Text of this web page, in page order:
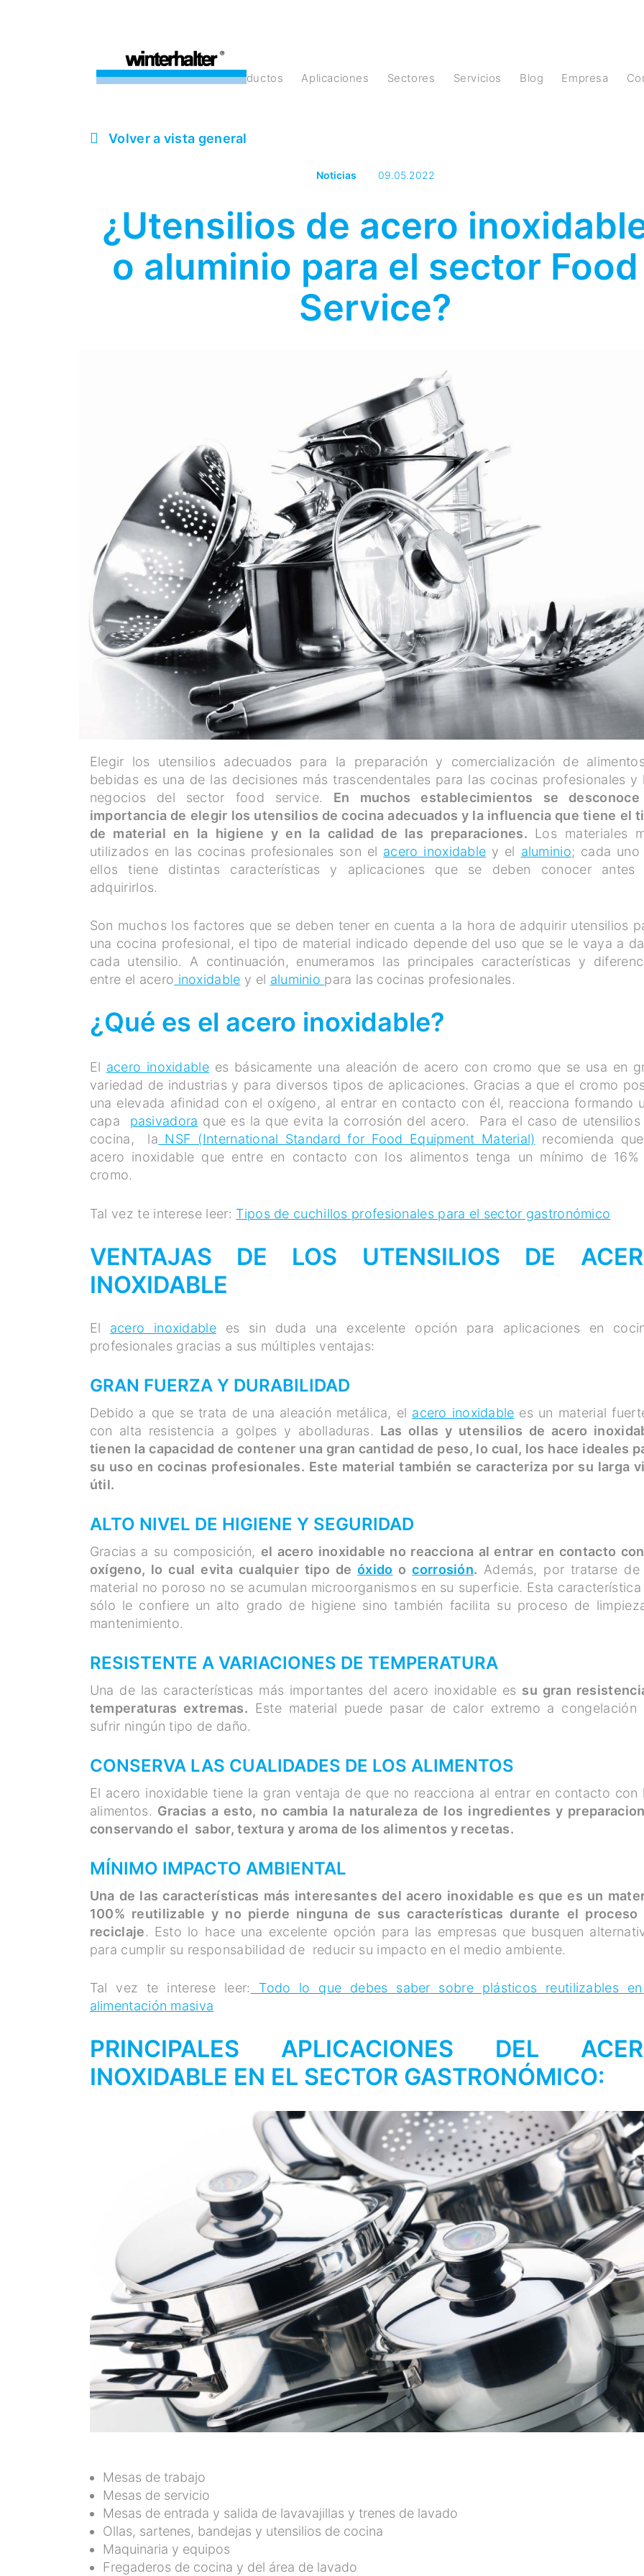
Productos Aplicaciones Sectores Servicios Blog Empresa
Volver a vista general
Noticias 09.05.2022
¿Utensilios de acero
o aluminio para el sector Food
Service?
Elegir los utensilios adecuados para la preparación y comercialización de
bebidas es una de las decisiones más trascendentales para las cocinas profesionales y
negocios del sector food service. En muchos establecimientos se
importancia de elegir los utensilios de cocina adecuados y la influencia que tiene el
de material en la higiene y en la calidad de las preparaciones. Los materiales
utilizados en las cocinas profesionales son el acero inoxidable y el aluminio; cada uno
ellos tiene distintas características y aplicaciones que se deben conocer antes
adquirirlos.
Son muchos los factores que se deben tener en cuenta a la hora de adquirir utensilios
una cocina profesional, el tipo de material indicado depende del uso que se le vaya a
cada utensilio. A continuación, enumeramos las principales características y
entre el acero inoxidable y el aluminio para las cocinas profesionales.
¿Qué es el acero inoxidable?
El acero inoxidablees básicamente una aleación de acero con cromo que se usa en
variedad de industrias y para diversos tipos de aplicaciones. Gracias a que el cromo
una elevada afinidad con el oxígeno, al entrar en contacto con él, reacciona formando
capa pasivadora que es la que evita la corrosión del acero. Para el caso de utensilios
cocina, la NSF (International Standard for Food Equipment Material) recomienda
acero inoxidable que entre en contacto con los alimentos tenga un mínimo de 16%
cromo.
Tal vez te interese leer: Tipos de cuchillos profesionales para el sector gastronómico
VENTAJAS DE LOS UTENSILIOS DE
INOXIDABLE
El acero inoxidable es sin duda una excelente opción para aplicaciones en
profesionales gracias a sus múltiples ventajas:
GRAN FUERZA Y DURABILIDAD
Debido a que se trata de una aleación metálica, el acero inoxidable es un material
con alta resistencia a golpes y abolladuras. Las ollas y utensilios de acero
tienen la capacidad de contener una gran cantidad de peso, lo cual, los hace ideales
su uso en cocinas profesionales. Este material también se caracteriza por su larga
útil.
ALTO NIVEL DE HIGIENE Y SEGURIDAD
Gracias a su composición, el acero inoxidable no reacciona al entrar en contacto
oxígeno, lo cual evita cualquier tipo deóxido ocorrosión. Además, por tratarse de
material no poroso no se acumulan microorganismos en su superficie. Esta característica
sólo le confiere un alto grado de higiene sino también facilita su proceso de
mantenimiento.
RESISTENTE A VARIACIONES DE TEMPERATURA
Una de las características más importantes del acero inoxidable es su gran
temperaturas extremas. Este material puede pasar de calor extremo a congelación
sufrir ningún tipo de daño.
CONSERVA LAS CUALIDADES DE LOS ALIMENTOS
El acero inoxidable tiene la gran ventaja de que no reacciona al entrar en contacto con
alimentos. Gracias a esto, no cambia la naturaleza de los ingredientes y
conservando el sabor, textura y aroma de los alimentos y recetas.
MÍNIMO IMPACTO AMBIENTAL
Una de las características más interesantes del acero inoxidable es que es un
100% reutilizable y no pierde ninguna de sus características durante el proceso
reciclaje. Esto lo hace una excelente opción para las empresas que busquen
para cumplir su responsabilidad de reducir su impacto en el medio ambiente.
Tal vez te interese leer:
Todo lo que debes saber sobre plásticos reutilizables
alimentación masiva
PRINCIPALES APLICACIONES DEL
INOXIDABLE EN EL SECTOR GASTRONÓMICO:
Mesas de trabajo
Mesas de servicio
Mesas de entrada y salida de lavavajillas y trenes de lavado
Ollas, sartenes, bandejas y utensilios de cocina
Maquinaria y equipos
Fregaderos de cocina y del área de lavado